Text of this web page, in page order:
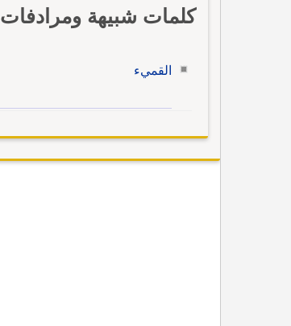
كلمات شبيهة ومرادفات
القميء